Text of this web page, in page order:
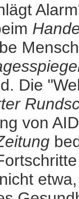
Die
von